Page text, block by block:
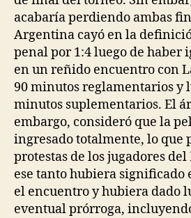
acabaría perdiendo ambas
Argentina cayó en la
penal por 1:4 luego de haber
en un reñido encuentro con
90 minutos reglamentarios y
minutos suplementarios. El
embargo, consideró que la
ingresado totalmente, lo que
protestas de los jugadores
ese tanto hubiera significado
el encuentro y hubiera dado
eventual prórroga,